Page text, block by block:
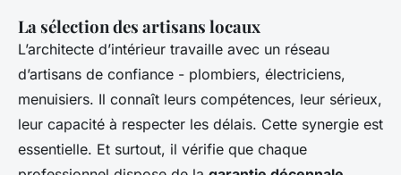
La sélection des artisans locaux
L’architecte d’intérieur travaille avec un réseau
d’artisans de confiance - plombiers, électriciens,
menuisiers. Il connaît leurs compétences, leur sérieux,
leur capacité à respecter les délais. Cette synergie est
essentielle. Et surtout, il vérifie que chaque